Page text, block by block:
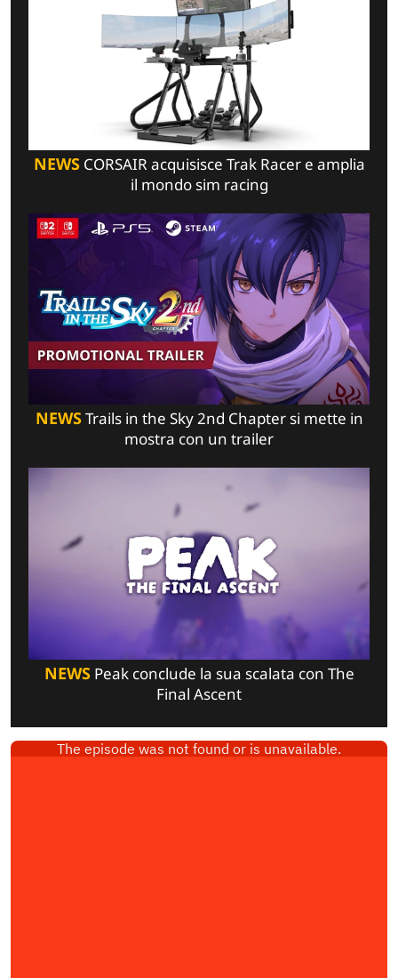
NEWSCORSAIR acquisisce Trak Racer e amplia
il mondo sim racing
NEWSTrails in the Sky 2nd Chapter si mette in
mostra con un trailer
NEWSPeak conclude la sua scalata con The
Final Ascent